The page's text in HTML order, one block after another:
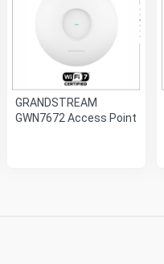
GRANDSTREAM
GWN7672 Access Point